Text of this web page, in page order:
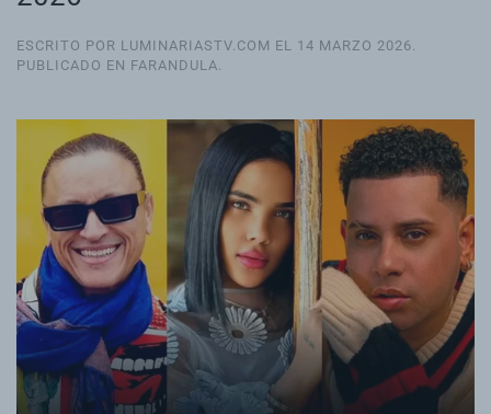
ESCRITO POR LUMINARIASTV.COM EL 14 MARZO 2026.
PUBLICADO EN FARANDULA.